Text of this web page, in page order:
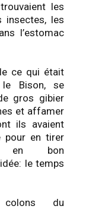
les
insectes, les
l’estomac
ce qui était
Bison, se
gros gibier
et affamer
ils avaient
pour en tirer
bon
le temps
du